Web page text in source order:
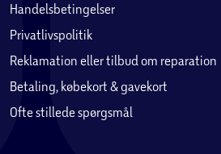
Handelsbetingelser
Privatlivspolitik
Reklamation eller tilbud om reparation
Betaling, købekort & gavekort
Ofte stillede spørgsmål